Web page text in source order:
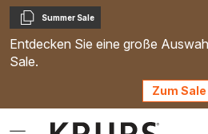
Kopieren
Summer Sale
Entdecken Sie eine große
Sale.
Zum Sale